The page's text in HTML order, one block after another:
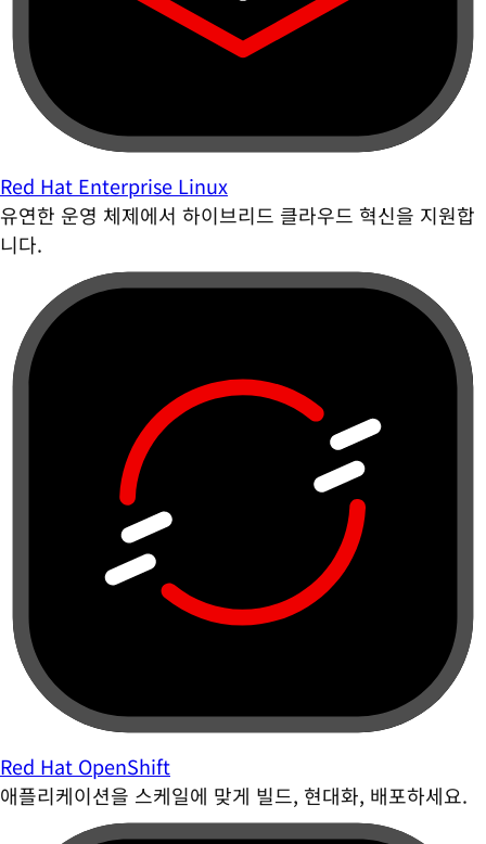
Red Hat Enterprise Linux
유연한 운영 체제에서 하이브리드 클라우드 혁신을 지원합
니다.
Red Hat OpenShift
애플리케이션을 스케일에 맞게 빌드, 현대화, 배포하세요.